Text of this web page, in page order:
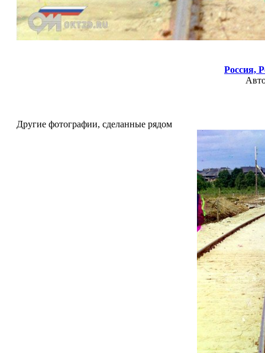
Россия,
Другие фотографии, сделанные рядом